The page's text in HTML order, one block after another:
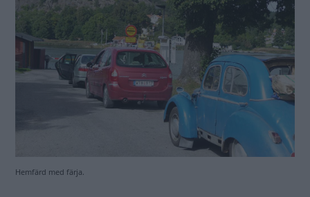
Hemfärd med färja.